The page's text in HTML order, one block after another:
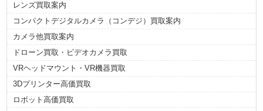
レンズ買取案内
コンパクトデジタルカメラ（コンデジ）買取案内
カメラ他買取案内
ドローン買取・ビデオカメラ買取
VRヘッドマウント・VR機器買取
3Dプリンター高価買取
ロボット高価買取